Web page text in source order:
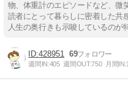
物、体重計のエピソードなど、微
読者にとって暮らしに密着した共
人生の奥行きも示唆しているのが
428951 69
週間IN:405 週間OUT:750 月間IN: